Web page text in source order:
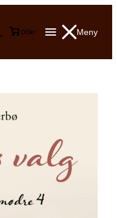
Meny
00kr